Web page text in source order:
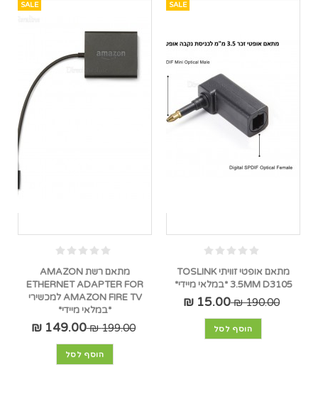
SALE
מתאם אופטי זוויתי TOSLINK
3.5MM D3105 *במלאי מיידי*
190.00 ₪
15.00 ₪
הוסף לסל
SALE
מתאם רשת AMAZON
ETHERNET ADAPTER FOR
AMAZON FIRE TV למכשירי
*במלאי מיידי*
199.00 ₪
149.00 ₪
הוסף לסל